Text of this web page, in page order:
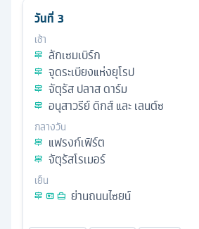
วันที่ 3
เช้า
ลักเซมเบิร์ก
จุดระเบียงแห่งยุโรป
จัตุรัส ปลาส ดาร์ม
อนุสาวรีย์ ดิกส์ และ เลนต์ซ
กลางวัน
แฟรงก์เฟิร์ต
จัตุรัสโรเมอร์
เย็น
ย่านถนนไซยน์